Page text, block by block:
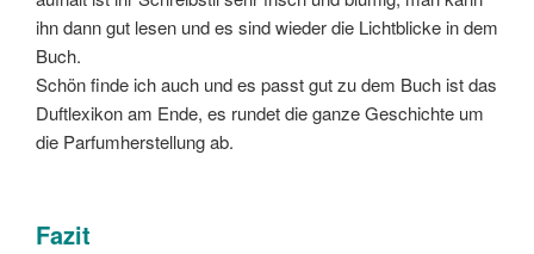
ihn dann gut lesen und es sind wieder die Lichtblicke in dem
Buch.
Schön finde ich auch und es passt gut zu dem Buch ist das
Duftlexikon am Ende, es rundet die ganze Geschichte um
die Parfumherstellung ab.
Fazit